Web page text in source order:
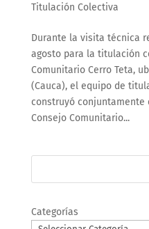
Titulación Colectiva
Durante la visita técnica
agosto para la titulación
Comunitario Cerro Teta,
(Cauca), el equipo de
construyó conjuntamente
Consejo Comunitario...
Categorías